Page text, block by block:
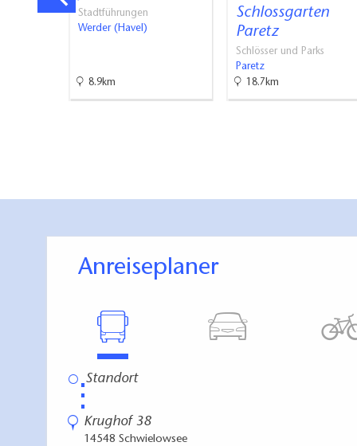
Stadtführungen
Werder (Havel)
8.9km
Schlossgarten
Paretz
Schlösser und Parks
Paretz
18.7km
Anreiseplaner
⋮
Krughof 38
14548 Schwielowsee